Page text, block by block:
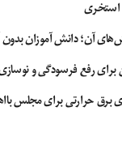
بر روی ایران است،
پشت سر همه سیاستهای
مسئله تمام است اما
استخری
آن؛ دانش آموزان
رفع فرسودگی و نوسازی
برق حرارتی برای مجلس